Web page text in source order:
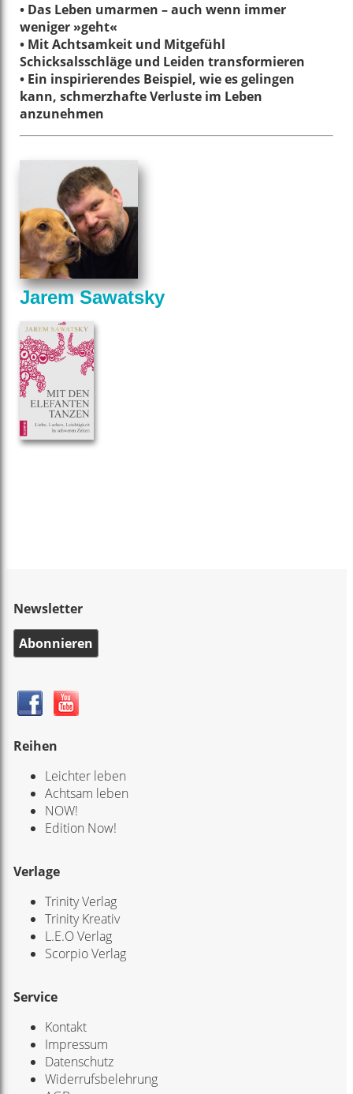
• Das Leben umarmen – auch wenn immer
weniger »geht«
• Mit Achtsamkeit und Mitgefühl
Schicksalsschläge und Leiden transformieren
• Ein inspirierendes Beispiel, wie es gelingen
kann, schmerzhafte Verluste im Leben
anzunehmen
Jarem Sawatsky
Newsletter
Abonnieren
Reihen
Leichter leben
Achtsam leben
NOW!
Edition Now!
Verlage
Trinity Verlag
Trinity Kreativ
L.E.O Verlag
Scorpio Verlag
Service
Kontakt
Impressum
Datenschutz
Widerrufsbelehrung